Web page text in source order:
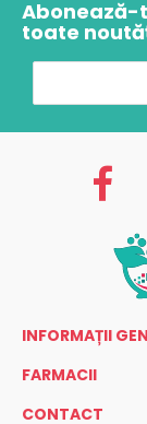
Abonează-
toate
INFORMAȚII
FARMACII
CONTACT